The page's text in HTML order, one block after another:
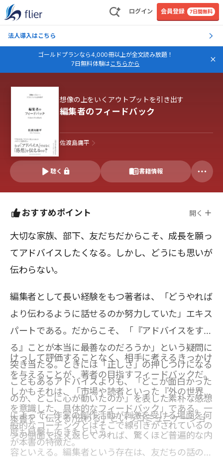
ログイン 会員登録 7日間無料
法人導入はこちら
ゴールドプランなら4,000冊以上が全文読み放題！
7日無料体験はこちらから
想像の上をいくアウトプットを引き出す
編集者のフィードバック
佐渡島庸平
聴く 書籍情報
おすすめポイント 開く
大切な家族、部下、友だちだからこそ、成長を願っ
てアドバイスしたくなる。しかし、どうにも思いが
伝わらない。
編集者として長い経験をもつ著者は、「どうやれば
より伝わるように話せるのか努力していた」エキス
パートである。だからこそ、「『アドバイスをす
る』ことが本当に最善なのだろうか」という疑問に
突き当たる。ときには「正しさ」の押しつけになる
こともあるアドバイスよりも、「どこが面白かった
のか、どこに心が動いたのか」を表した素朴な感想
によって、作家の創作活動が刺激を受ける場面を何
度も目撃してきたという。
けっして評価することなく、相手に考えるきっかけ
を与えることが、著者の目指すフィードバックだ。
しかもそれは、「市場や読者といった『外の世界』
を意識した、具体的なフィードバック」である。一
般的なコーチングとはそこで線引きがされているの
が本書の特徴だ。
本書を「伝える/伝わる」というコミュニケーショ
ンの側面で捉え返してみれば、驚くほど普遍的な内
容といえる。編集者という存在は、友だちの話の聞